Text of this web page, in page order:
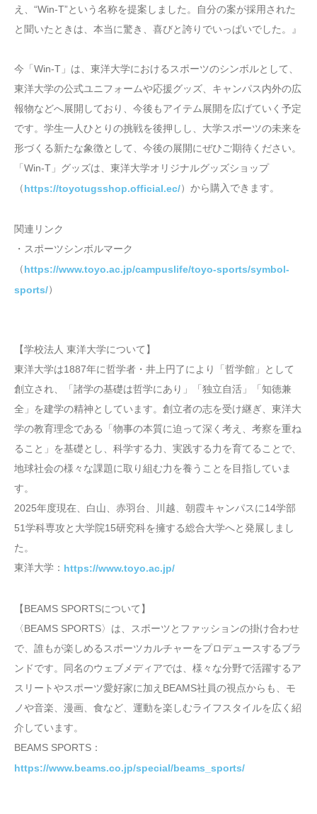
え、“Win-T”という名称を提案しました。自分の案が採用された
と聞いたときは、本当に驚き、喜びと誇りでいっぱいでした。』
今「Win-T」は、東洋大学におけるスポーツのシンボルとして、
東洋大学の公式ユニフォームや応援グッズ、キャンパス内外の広
報物などへ展開しており、今後もアイテム展開を広げていく予定
です。学生一人ひとりの挑戦を後押しし、大学スポーツの未来を
形づくる新たな象徴として、今後の展開にぜひご期待ください。
「Win-T」グッズは、東洋大学オリジナルグッズショップ
（ https://toyotugsshop.official.ec/）から購入できます。
関連リンク
・スポーツシンボルマーク
（https://www.toyo.ac.jp/campuslife/toyo-sports/symbol-
sports/）
【学校法人 東洋大学について】
東洋大学は1887年に哲学者・井上円了により「哲学館」として
創立され、「諸学の基礎は哲学にあり」「独立自活」「知徳兼
全」を建学の精神としています。創立者の志を受け継ぎ、東洋大
学の教育理念である「物事の本質に迫って深く考え、考察を重ね
ること」を基礎とし、科学する力、実践する力を育てることで、
地球社会の様々な課題に取り組む力を養うことを目指していま
す。
2025年度現在、白山、赤羽台、川越、朝霞キャンパスに14学部
51学科専攻と大学院15研究科を擁する総合大学へと発展しまし
た。
東洋大学： https://www.toyo.ac.jp/
【BEAMS SPORTSについて】
〈BEAMS SPORTS〉は、スポーツとファッションの掛け合わせ
で、誰もが楽しめるスポーツカルチャーをプロデュースするブラ
ンドです。同名のウェブメディアでは、様々な分野で活躍するア
スリートやスポーツ愛好家に加えBEAMS社員の視点からも、モ
ノや音楽、漫画、食など、運動を楽しむライフスタイルを広く紹
介しています。
BEAMS SPORTS：
https://www.beams.co.jp/special/beams_sports/